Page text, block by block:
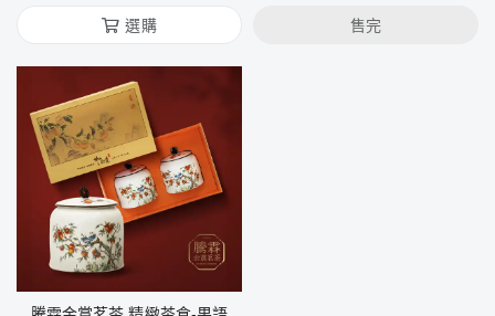
選購 售完